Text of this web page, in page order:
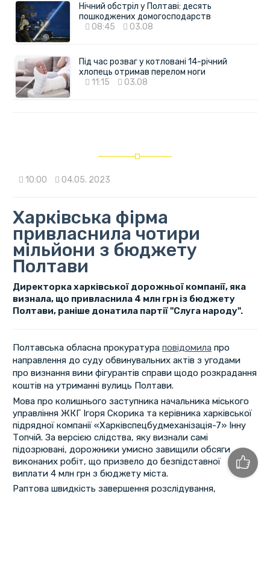
Нічний обстріл у Полтаві: десять
пошкоджених домогосподарств
08:45
03.08
Під час розваг у котловані 14-річний
хлопець отримав перелом ноги
11:15
03.08
10:00 04.05. 2023
Харківська фірма
привласнила чотири
мільйони з бюджету
Полтави
Директорка харківської дорожньої компанії, яка
визнала, що привласнила 4 млн грн із бюджету
Полтави, раніше донатила партії "Слуга народу".
Полтавська обласна прокуратура повідомила про
направлення до суду обвинувальних актів з угодами
про визнання вини фігурантів справи щодо розкрадання
коштів на утриманні вулиць Полтави.
Мова про колишнього заступника начальника міського
управління ЖКГ Ігоря Скорика та керівника харківської
підрядної компанії «Харківспецбудмеханізація-7» Інну
Топчій. За версією слідства, яку визнали самі
підозрювані, дорожники умисно завищили обсяги
виконаних робіт, що призвело до безпідставної
виплати 4 млн грн з бюджету міста.
Раптова швидкість завершення розслідування,